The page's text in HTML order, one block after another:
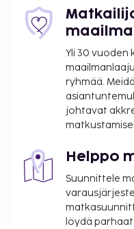
yöpyminen
Avustajaeläimistä
Lisävuode: 25.0
Yllä oleva luettelo ei
takuumaksut eivät
saattavat muuttua.
Yksi korkeintaan
vanhemman tai
sänkyjä.
Asiakkaat voivat
majoituksen
Yli 30 vuoden
ryhmää.
johtavat
Helppo
Suunnittele
löydä